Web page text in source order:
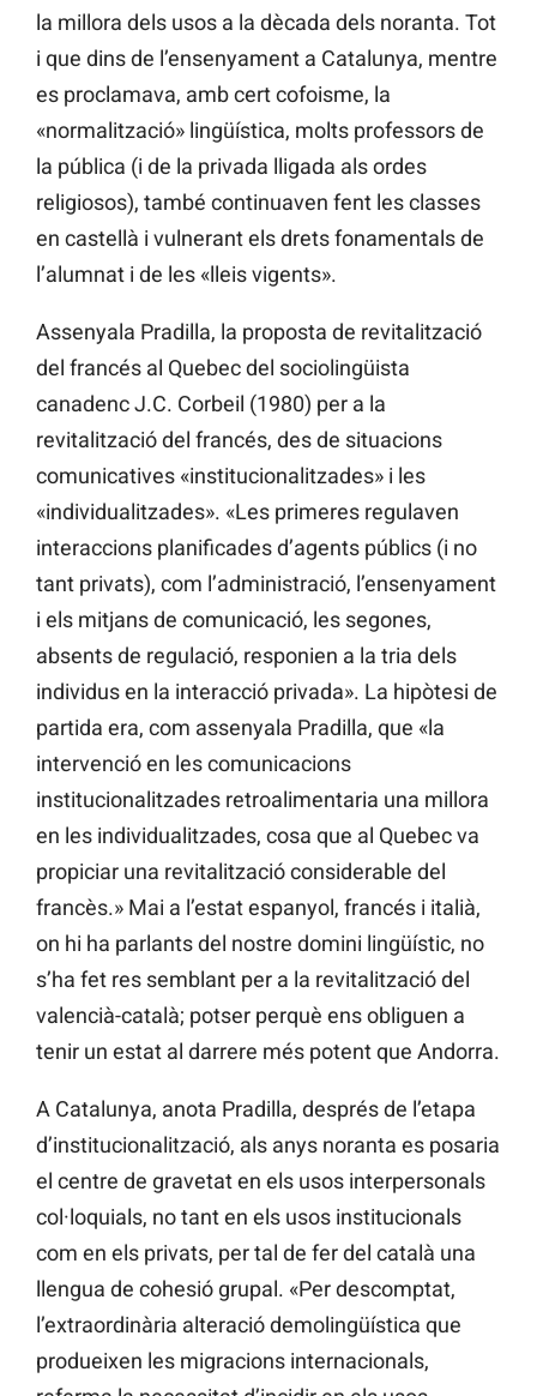
la millora dels usos a la dècada dels noranta. Tot
i que dins de l’ensenyament a Catalunya, mentre
es proclamava, amb cert cofoisme, la
«normalització» lingüística, molts professors de
la pública (i de la privada lligada als ordes
religiosos), també continuaven fent les classes
en castellà i vulnerant els drets fonamentals de
l’alumnat i de les «lleis vigents».
Assenyala Pradilla, la proposta de revitalització
del francés al Quebec del sociolingüista
canadenc J.C. Corbeil (1980) per a la
revitalització del francés, des de situacions
comunicatives «institucionalitzades» i les
«individualitzades». «Les primeres regulaven
interaccions planificades d’agents públics (i no
tant privats), com l’administració, l’ensenyament
i els mitjans de comunicació, les segones,
absents de regulació, responien a la tria dels
individus en la interacció privada». La hipòtesi de
partida era, com assenyala Pradilla, que «la
intervenció en les comunicacions
institucionalitzades retroalimentaria una millora
en les individualitzades, cosa que al Quebec va
propiciar una revitalització considerable del
francès.» Mai a l’estat espanyol, francés i italià,
on hi ha parlants del nostre domini lingüístic, no
s’ha fet res semblant per a la revitalització del
valencià-català; potser perquè ens obliguen a
tenir un estat al darrere més potent que Andorra.
A Catalunya, anota Pradilla, després de l’etapa
d’institucionalització, als anys noranta es posaria
el centre de gravetat en els usos interpersonals
col·loquials, no tant en els usos institucionals
com en els privats, per tal de fer del català una
llengua de cohesió grupal. «Per descomptat,
l’extraordinària alteració demolingüística que
produeixen les migracions internacionals,